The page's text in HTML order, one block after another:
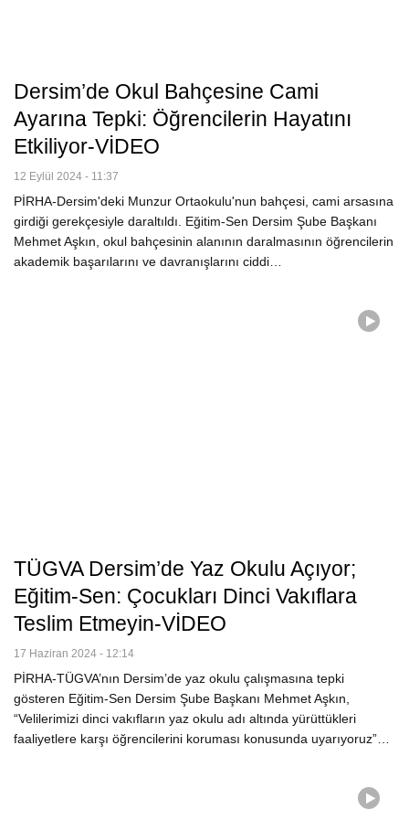
Dersim’de Okul Bahçesine Cami
Ayarına Tepki: Öğrencilerin Hayatını
Etkiliyor-VİDEO
12 Eylül 2024 - 11:37
PİRHA-Dersim'deki Munzur Ortaokulu'nun bahçesi, cami arsasına
girdiği gerekçesiyle daraltıldı. Eğitim-Sen Dersim Şube Başkanı
Mehmet Aşkın, okul bahçesinin alanının daralmasının öğrencilerin
akademik başarılarını ve davranışlarını ciddi…
TÜGVA Dersim’de Yaz Okulu Açıyor;
Eğitim-Sen: Çocukları Dinci Vakıflara
Teslim Etmeyin-VİDEO
17 Haziran 2024 - 12:14
PİRHA-TÜGVA’nın Dersim’de yaz okulu çalışmasına tepki
gösteren Eğitim-Sen Dersim Şube Başkanı Mehmet Aşkın,
“Velilerimizi dinci vakıfların yaz okulu adı altında yürüttükleri
faaliyetlere karşı öğrencilerini koruması konusunda uyarıyoruz”…